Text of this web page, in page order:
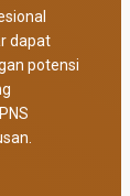
dapat
potensi